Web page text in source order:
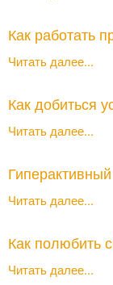
Как работать
Читать далее...
Как добиться
Читать далее...
Читать далее...
Как полюбить
Читать далее...